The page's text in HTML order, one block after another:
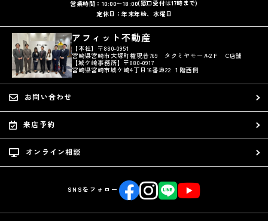
営業時間：10:00〜18:00(窓口受付は17時まで)
定休日：年末年始、水曜日
アフィット不動産
【本社】〒880-0951
宮崎県宮崎市大塚町権現昔769 タクミヤモール2Ｆ C店舗
【城ケ崎事務所】〒880-0917
宮崎県宮崎市城ケ崎4丁目16番地22 １階西側
お問い合わせ
来店予約
オンライン相談
SNSをフォロー